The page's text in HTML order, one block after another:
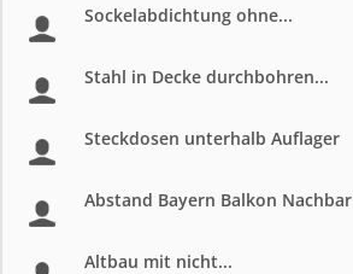
Sockelabdichtung ohne...
Stahl in Decke durchbohren...
Steckdosen unterhalb Auflager
Abstand Bayern Balkon Nachbar
Altbau mit nicht...